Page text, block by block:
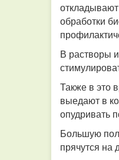
обработки
В растворы
Также в это
выедают в
опудривать
Большую
прячутся на